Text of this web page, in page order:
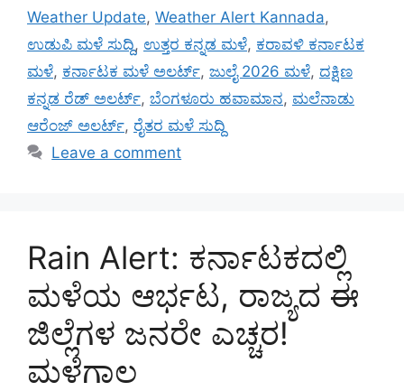
Weather Update, Weather Alert Kannada,
ಉಡುಪಿ ಮಳೆ ಸುದ್ದಿ, ಉತ್ತರ ಕನ್ನಡ ಮಳೆ, ಕರಾವಳಿ ಕರ್ನಾಟಕ
ಮಳೆ, ಕರ್ನಾಟಕ ಮಳೆ ಅಲರ್ಟ್, ಜುಲೈ 2026 ಮಳೆ, ದಕ್ಷಿಣ
ಕನ್ನಡ ರೆಡ್ ಅಲರ್ಟ್, ಬೆಂಗಳೂರು ಹವಾಮಾನ, ಮಲೆನಾಡು
ಆರೆಂಜ್ ಅಲರ್ಟ್, ರೈತರ ಮಳೆ ಸುದ್ದಿ
Leave a comment
Rain Alert: ಕರ್ನಾಟಕದಲ್ಲಿ
ಮಳೆಯ ಆರ್ಭಟ, ರಾಜ್ಯದ ಈ
ಜಿಲ್ಲೆಗಳ ಜನರೇ ಎಚ್ಚರ!
ಮಳೆಗಾಲ